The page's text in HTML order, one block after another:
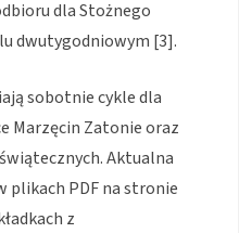
dla Stożnego
dwutygodniowym [3].
sobotnie cykle dla
Marzęcin Zatonie oraz
Aktualna
plikach PDF na stronie
z